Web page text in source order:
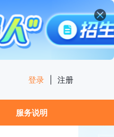
登录 注册
服务说明